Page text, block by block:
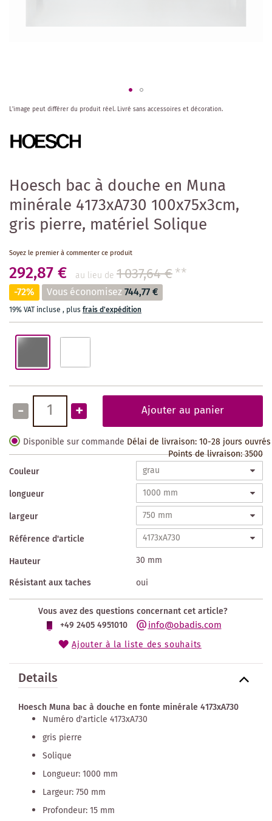
Hoesch bac à douche en Muna
minérale 4173xA730 100x75x3cm,
gris pierre, matériel Solique
Soyez le premier à commenter ce produit
292,87 € au lieu de 1 037,64 €**
-72% Vous économisez744,77 €
19% VAT incluse , plusfrais d'expédition
- + Ajouter au panier
Disponible sur commande Délai de livraison: 10-28 jours ouvrés
Points de livraison:3500
Couleur
longueur
largeur
Référence d'article
Hauteur
30 mm
Résistant aux taches
oui
Vous avez des questions concernant cet article?
+49 2405 4951010
info@obadis.com
Ajouter à la liste des souhaits
Skip
beginning
images
gallery
L'image peut différer du produit réel. Livré sans accessoires et décoration.
Details
Hoesch Muna bac à douche en fonte minérale 4173xA730
Numéro d'article 4173xA730
gris pierre
Solique
Longueur: 1000 mm
Largeur: 750 mm
Profondeur: 15 mm